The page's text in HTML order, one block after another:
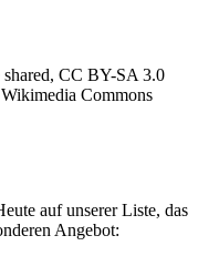
CC BY-SA 3.0
Commons
auf unserer Liste, das
Angebot: